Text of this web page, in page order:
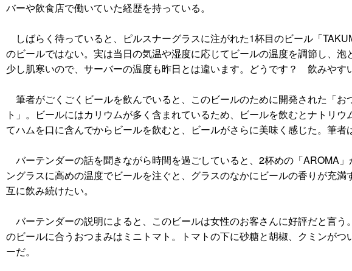
バーや飲食店で働いていた経歴を持っている。
しばらく待っていると、ピルスナーグラスに注がれた1杯目のビール「
のビールではない。実は当日の気温や湿度に応じてビールの温度を調節し、
少し肌寒いので、サーバーの温度も昨日とは違います。どうです？ 飲みやす
筆者がごくごくビールを飲んでいると、このビールのために開発された「
ト」。ビールにはカリウムが多く含まれているため、ビールを飲むとナトリ
てハムを口に含んでからビールを飲むと、ビールがさらに美味く感じた。筆
バーテンダーの話を聞きながら時間を過ごしていると、2杯めの「AROMA
ングラスに高めの温度でビールを注ぐと、グラスのなかにビールの香りが充
互に飲み続けたい。
バーテンダーの説明によると、このビールは女性のお客さんに好評だと言
のビールに合うおつまみはミニトマト。トマトの下に砂糖と胡椒、クミンが
ーだ。